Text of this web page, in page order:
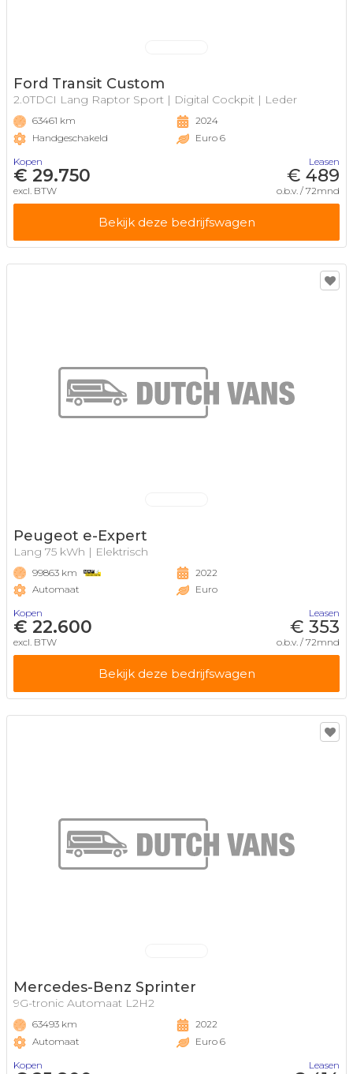
Ford Transit Custom
2.0TDCI Lang Raptor Sport | Digital Cockpit | Leder
63461 km
Handgeschakeld
2024
Euro 6
Kopen
€ 29.750
excl. BTW
Leasen
€ 489
o.b.v. / 72mnd
Bekijk deze bedrijfswagen
Peugeot e-Expert
Lang 75 kWh | Elektrisch
99863 km
Automaat
2022
Euro
Kopen
€ 22.600
excl. BTW
Leasen
€ 353
o.b.v. / 72mnd
Bekijk deze bedrijfswagen
Mercedes-Benz Sprinter
9G-tronic Automaat L2H2
63493 km
Automaat
2022
Euro 6
Kopen
Leasen